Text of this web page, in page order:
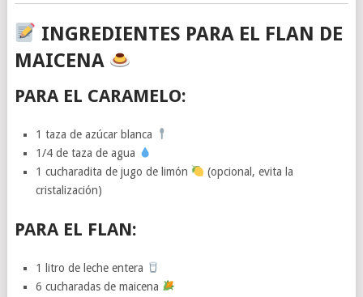
INGREDIENTES PARA EL FLAN DE
MAICENA
PARA EL CARAMELO:
1 taza de azúcar blanca
1/4 de taza de agua
1 cucharadita de jugo de limón
(opcional, evita la
cristalización)
PARA EL FLAN:
1 litro de leche entera
6 cucharadas de maicena